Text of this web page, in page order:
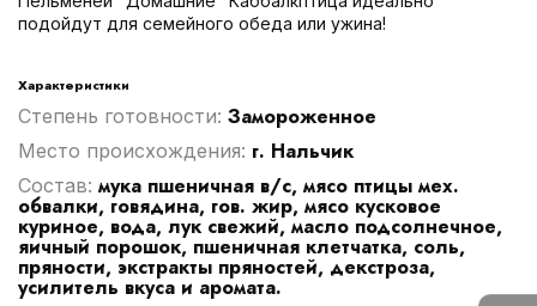
подойдут для семейного обеда или ужина!
Характеристики
Степень готовности: Замороженное
Место происхождения: г. Нальчик
Cостав: мука пшеничная в/с, мясо птицы мех.
обвалки, говядина, гов. жир, мясо кусковое
куриное, вода, лук свежий, масло подсолнечное,
яичный порошок, пшеничная клетчатка, соль,
пряности, экстракты пряностей, декстроза,
усилитель вкуса и аромата.